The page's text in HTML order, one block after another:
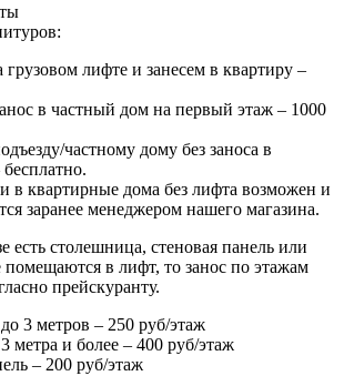
лифте и занесем в квартиру –
в частный дом на первый этаж – 1000
частному дому без заноса в
в квартирные дома без лифта возможен и
заранее менеджером нашего магазина.
есть столешница, стеновая панель или
помещаются в лифт, то занос по этажам
прейскуранту.
3 метров – 250 руб/этаж
метра и более – 400 руб/этаж
– 200 руб/этаж